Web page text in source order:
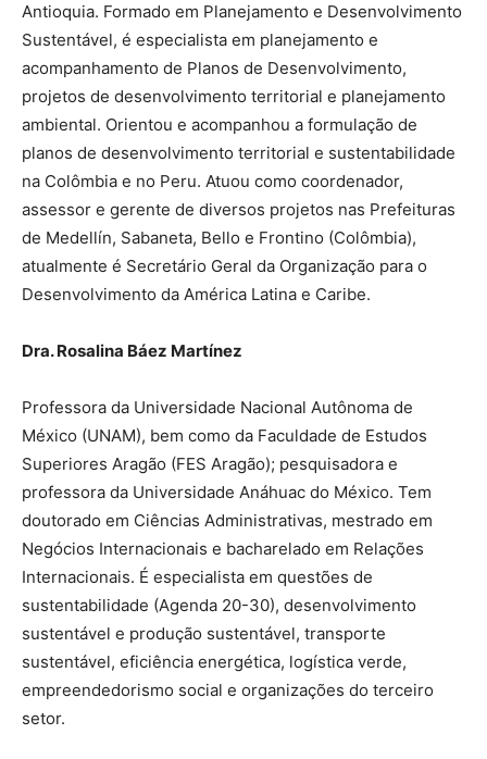
Antioquia. Formado em Planejamento e Desenvolvimento
Sustentável, é especialista em planejamento e
acompanhamento de Planos de Desenvolvimento,
projetos de desenvolvimento territorial e planejamento
ambiental. Orientou e acompanhou a formulação de
planos de desenvolvimento territorial e sustentabilidade
na Colômbia e no Peru. Atuou como coordenador,
assessor e gerente de diversos projetos nas Prefeituras
de Medellín, Sabaneta, Bello e Frontino (Colômbia),
atualmente é Secretário Geral da Organização para o
Desenvolvimento da América Latina e Caribe.
Dra. Rosalina Báez Martínez
Professora da Universidade Nacional Autônoma de
México (UNAM), bem como da Faculdade de Estudos
Superiores Aragão (FES Aragão); pesquisadora e
professora da Universidade Anáhuac do México. Tem
doutorado em Ciências Administrativas, mestrado em
Negócios Internacionais e bacharelado em Relações
Internacionais. É especialista em questões de
sustentabilidade (Agenda 20-30), desenvolvimento
sustentável e produção sustentável, transporte
sustentável, eficiência energética, logística verde,
empreendedorismo social e organizações do terceiro
setor.